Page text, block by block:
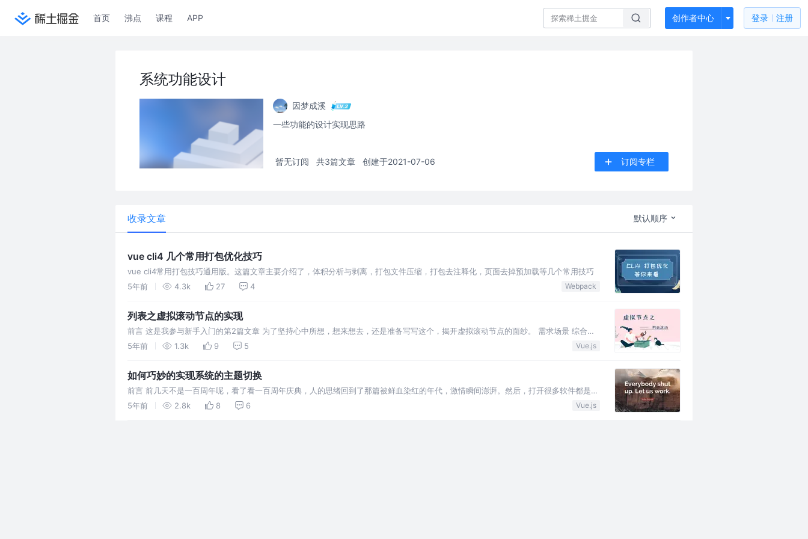
首页 沸点 课程 APP 创作者中心 登录 注册
系统功能设计
因梦成溪
一些功能的设计实现思路
暂无订阅 共3篇文章 创建于2021-07-06 订阅专栏
收录文章 默认顺序
vue cli4 几个常用打包优化技巧
vue cli4常用打包技巧通用版。这篇文章主要介绍了，体积分析与剥离，打包文件压缩，打包去注释化，页面去掉预加载等几个常用技巧
5年前
4.3k 27 4 Webpack
列表之虚拟滚动节点的实现
前言 这是我参与新手入门的第2篇文章 为了坚持心中所想，想来想去，还是准备写写这个，揭开虚拟滚动节点的面纱。 需求场景 综合之
前开发经验，我们会发现一般列表的要求也很简单，首先固定表头，其次加载不可太
5年前 1.3k 9 5 Vue.js
如何巧妙的实现系统的主题切换
前言 前几天不是一百周年呢，看了看一百周年庆典，人的思绪回到了那篇被鲜血染红的年代，激情瞬间澎湃。然后，打开很多软件都是鲜
红的一片，我又想起了之前接触的系统，想了想，还是想对之前主题的实现思路做个总结
5年前 2.8k 8 6 Vue.js